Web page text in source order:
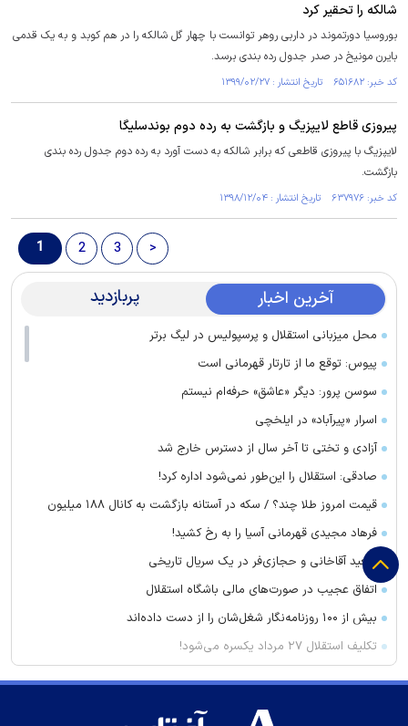
شالکه را تحقیر کرد
بوروسیا دورتموند در داربی روهر توانست با چهار گل شالکه را در هم کوبد و به یک قدمی
بایرن مونیخ در صدر جدول رده بندی برسد.
کد خبر: ۶۵۱۶۸۲ تاریخ انتشار : ۱۳۹۹/۰۲/۲۷
پیروزی قاطع لایپزیگ و بازگشت به رده دوم بوندسلیگا
لایپزیگ با پیروزی قاطعی که برابر شالکه به دست آورد به رده دوم جدول رده بندی
بازگشت.
کد خبر: ۶۳۷۹۷۶ تاریخ انتشار : ۱۳۹۸/۱۲/۰۴
1 2 3 >
آخرین اخبار پربازدید
محل میزبانی استقلال و پرسپولیس در لیگ برتر
پیوس: توقع ما از تارتار قهرمانی است
سوسن پرور: دیگر «عاشق» حرفه‌ام نیستم
اسرار «پیرآباد» در ایلخچی
آزادی و تختی تا آخر سال از دسترس خارج شد
صادقی: استقلال را این‌طور نمی‌شود اداره کرد!
قیمت امروز طلا چند؟ / سکه در آستانه بازگشت به کانال ۱۸۸ میلیون
فرهاد مجیدی قهرمانی آسیا را به رخ کشید!
سعید آقاخانی و حجازی‌فر در یک سریال تاریخی
اتفاق عجیب در صورت‌های مالی باشگاه استقلال
بیش از ۱۰۰ روزنامه‌نگار شغل‌شان را از دست داده‌اند
تکلیف استقلال ۲۷ مرداد یکسره می‌شود!